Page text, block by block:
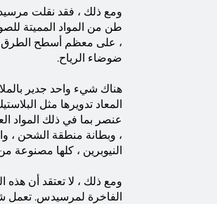
ومع ذلك ، فقد نقلت
طن من المواد المميتة
، على معظم أسطح الطرق ،
ضوضاء الرياح.
هناك شيء واحد جدير
عنصر بما في ذلك المواد
، وبطانة منطقة الشحن ،
النيوبرين ، كلها مصنوعة
ومع ذلك ، لا تعتقد أن هذه